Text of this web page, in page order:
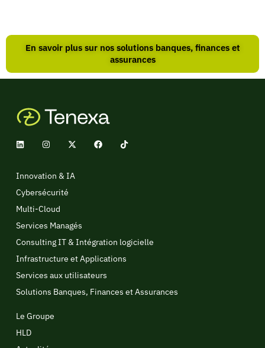
En savoir plus sur nos solutions banques, finances et
assurances
Innovation & IA
Cybersécurité
Multi-Cloud
Services Managés
Consulting IT & Intégration logicielle
Infrastructure et Applications
Services aux utilisateurs
Solutions Banques, Finances et Assurances
Le Groupe
HLD